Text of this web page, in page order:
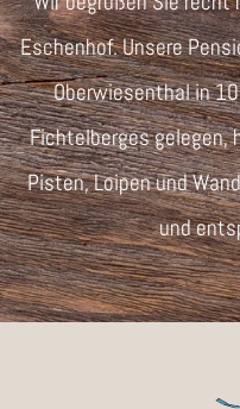
Eschenhof. Unsere
Oberwiesenthal in
Fichtelberges gelegen,
Pisten, Loipen und
und